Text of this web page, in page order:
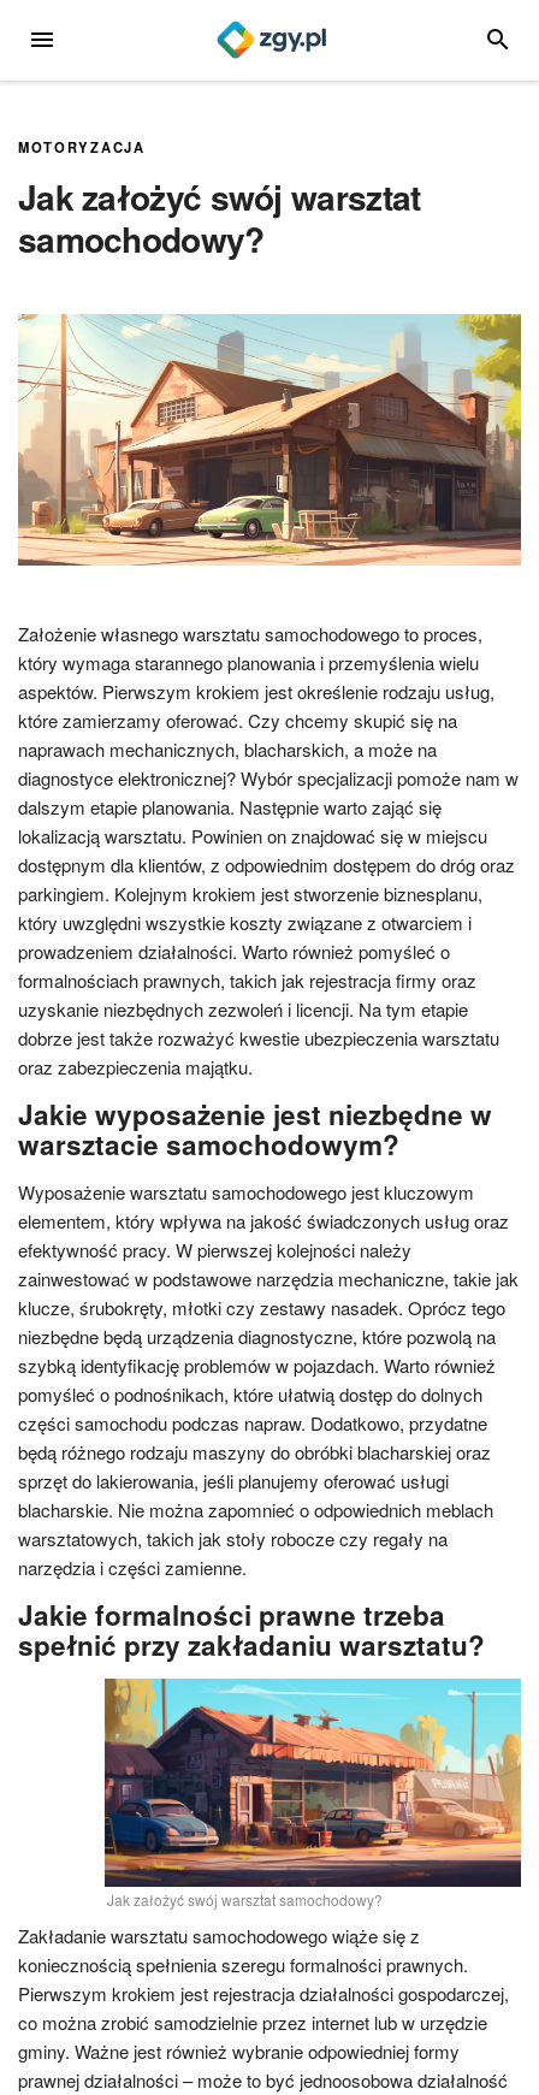
MENU
MOTORYZACJA
Jak założyć swój warsztat
samochodowy?
Założenie własnego warsztatu samochodowego to proces,
który wymaga starannego planowania i przemyślenia wielu
aspektów. Pierwszym krokiem jest określenie rodzaju usług,
które zamierzamy oferować. Czy chcemy skupić się na
naprawach mechanicznych, blacharskich, a może na
diagnostyce elektronicznej? Wybór specjalizacji pomoże nam w
dalszym etapie planowania. Następnie warto zająć się
lokalizacją warsztatu. Powinien on znajdować się w miejscu
dostępnym dla klientów, z odpowiednim dostępem do dróg oraz
parkingiem. Kolejnym krokiem jest stworzenie biznesplanu,
który uwzględni wszystkie koszty związane z otwarciem i
prowadzeniem działalności. Warto również pomyśleć o
formalnościach prawnych, takich jak rejestracja firmy oraz
uzyskanie niezbędnych zezwoleń i licencji. Na tym etapie
dobrze jest także rozważyć kwestie ubezpieczenia warsztatu
oraz zabezpieczenia majątku.
Jakie wyposażenie jest niezbędne w
warsztacie samochodowym?
Wyposażenie warsztatu samochodowego jest kluczowym
elementem, który wpływa na jakość świadczonych usług oraz
efektywność pracy. W pierwszej kolejności należy
zainwestować w podstawowe narzędzia mechaniczne, takie jak
klucze, śrubokręty, młotki czy zestawy nasadek. Oprócz tego
niezbędne będą urządzenia diagnostyczne, które pozwolą na
szybką identyfikację problemów w pojazdach. Warto również
pomyśleć o podnośnikach, które ułatwią dostęp do dolnych
części samochodu podczas napraw. Dodatkowo, przydatne
będą różnego rodzaju maszyny do obróbki blacharskiej oraz
sprzęt do lakierowania, jeśli planujemy oferować usługi
blacharskie. Nie można zapomnieć o odpowiednich meblach
warsztatowych, takich jak stoły robocze czy regały na
narzędzia i części zamienne.
Jakie formalności prawne trzeba
spełnić przy zakładaniu warsztatu?
Jak założyć swój warsztat samochodowy?
Zakładanie warsztatu samochodowego wiąże się z
koniecznością spełnienia szeregu formalności prawnych.
Pierwszym krokiem jest rejestracja działalności gospodarczej,
co można zrobić samodzielnie przez internet lub w urzędzie
gminy. Ważne jest również wybranie odpowiedniej formy
prawnej działalności – może to być jednoosobowa działalność